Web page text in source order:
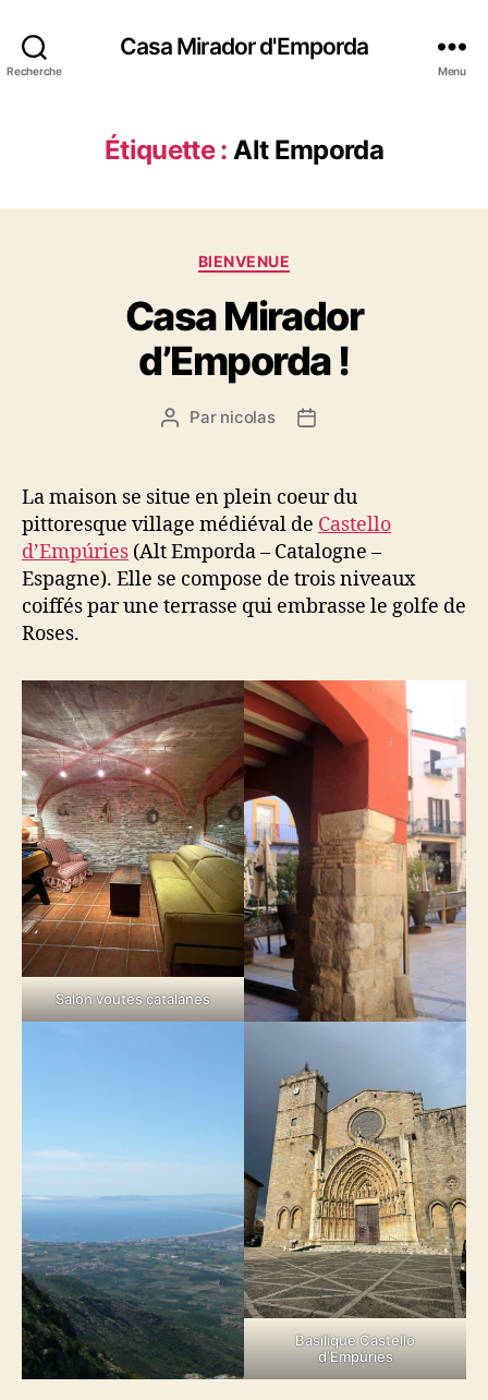
Recherche
Casa Mirador d'Emporda
Menu
Étiquette : Alt Emporda
Catégories
BIENVENUE
Casa Mirador
d’Emporda !
Auteur
Par nicolas
Date
La maison se situe en plein coeur du
pittoresque village médiéval de Castello
d’Empúries (Alt Emporda – Catalogne –
Espagne). Elle se compose de trois niveaux
coiffés par une terrasse qui embrasse le golfe de
Roses.
Salon voutes catalanes
Basilique Castello
d’Empúries